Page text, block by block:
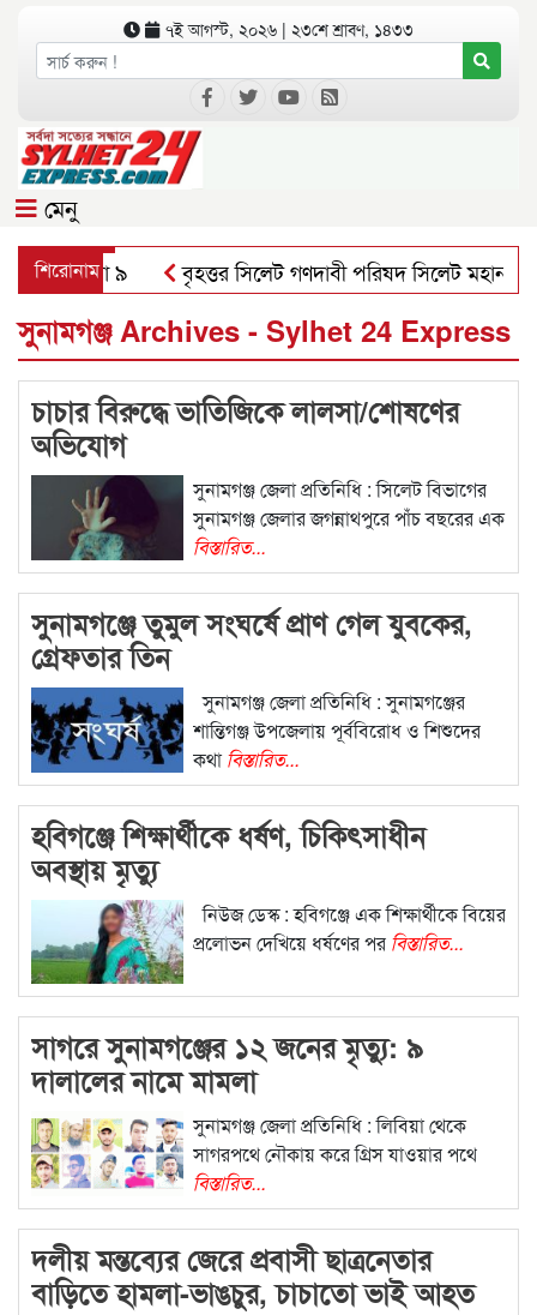
৭ই আগস্ট, ২০২৬ | ২৩শে শ্রাবণ, ১৪৩৩
মেনু
শিরোনাম
সংখ্যা ৯
বৃহত্তর সিলেট গণদাবী পরিষদ সিলেট মহানগর
সুনামগঞ্জ Archives - Sylhet 24 Express
চাচার বিরুদ্ধে ভাতিজিকে লালসা/শোষণের
অভিযোগ
সুনামগঞ্জ জেলা প্রতিনিধি : সিলেট বিভাগের
সুনামগঞ্জ জেলার জগন্নাথপুরে পাঁচ বছরের এক
বিস্তারিত...
সুনামগঞ্জে তুমুল সংঘর্ষে প্রাণ গেল যুবকের,
গ্রেফতার তিন
সুনামগঞ্জ জেলা প্রতিনিধি : সুনামগঞ্জের
শান্তিগঞ্জ উপজেলায় পূর্ববিরোধ ও শিশুদের
কথাবিস্তারিত...
হবিগঞ্জে শিক্ষার্থীকে ধর্ষণ, চিকিৎসাধীন
অবস্থায় মৃত্যু
নিউজ ডেস্ক : হবিগঞ্জে এক শিক্ষার্থীকে বিয়ের
প্রলোভন দেখিয়ে ধর্ষণের পর বিস্তারিত...
সাগরে সুনামগঞ্জের ১২ জনের মৃত্যু: ৯
দালালের নামে মামলা
সুনামগঞ্জ জেলা প্রতিনিধি : লিবিয়া থেকে
সাগরপথে নৌকায় করে গ্রিস যাওয়ার পথে
বিস্তারিত...
দলীয় মন্তব্যের জেরে প্রবাসী ছাত্রনেতার
বাড়িতে হামলা-ভাঙচুর, চাচাতো ভাই আহত